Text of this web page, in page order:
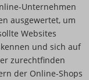
Unternehmen
ausgewertet, um
Websites
und sich auf
zurechtfinden
der Online-Shops